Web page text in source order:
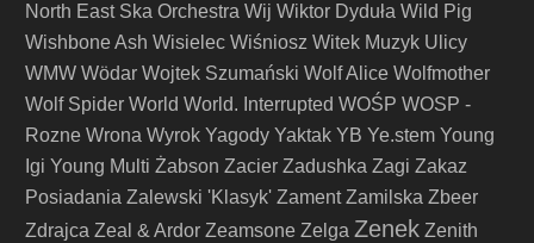
North East Ska Orchestra Wij Wiktor Dyduła Wild Pig
Wishbone Ash Wisielec Wiśniosz Witek Muzyk Ulicy
WMW Wödar Wojtek Szumański Wolf Alice Wolfmother
Wolf Spider World World. Interrupted WOŚP WOSP -
Rozne Wrona Wyrok Yagody Yaktak YB Ye.stem Young
Igi Young Multi Żabson Zacier Zadushka Zagi Zakaz
Posiadania Zalewski 'Klasyk' Zament Zamilska Zbeer
Zdrajca Zeal & Ardor Zeamsone Zelga Zenek Zenith